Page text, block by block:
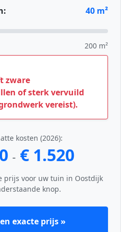
40 m²
200 m²
zware
of sterk vervuild
vereist).
kosten (2026):
- € 1.520
prijs voor uw tuin in Oostdijk
knop.
exacte prijs »